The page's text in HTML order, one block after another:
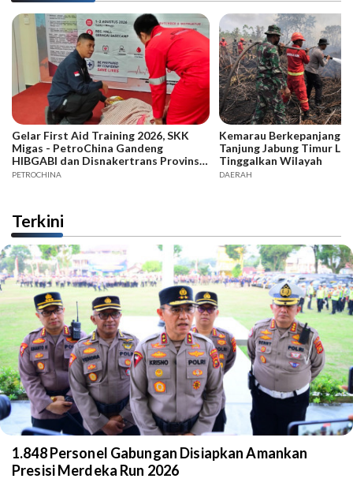
Gelar First Aid Training 2026, SKK
Migas - PetroChina Gandeng
HIBGABI dan Disnakertrans Provinsi
Jambi
PETROCHINA
Kemarau
Tanjung Jabung Timur
Tinggalkan Wilayah
DAERAH
Terkini
1.848 Personel Gabungan Disiapkan Amankan
Presisi Merdeka Run 2026